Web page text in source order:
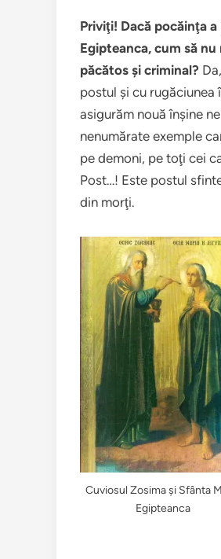
Priviţi! Dacă pocăinţa
Egipteanca, cum să
păcătos şi criminal?
postul şi cu
asigurăm nouă înşine
nenumărate exemple
pe demoni, pe toţi cei
Post…! Este postul
din morţi.
Cuviosul Zosima şi Sfânta
Egipteanca